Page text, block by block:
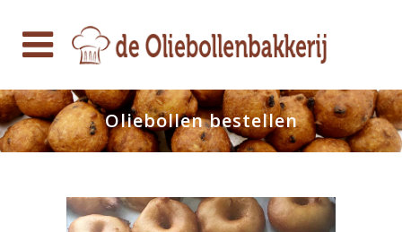
Oliebollen bestellen